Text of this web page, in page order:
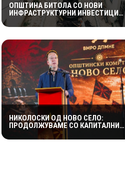
ОПШТИНА БИТОЛА СО НОВИ
ИНФРАСТРУКТУРНИ ИНВЕСТИЦИИ
– АСФАЛТИРАНА УЛИЦА „КОЗАРА“,
ВО ТЕК РЕКОНСТРУКЦИЈАТА КАЈ
НИКОЛОСКИ ОД НОВО СЕЛО:
ПРОДОЛЖУВАМЕ СО КАПИТАЛНИ
ПРОЕКТИ ШТО НОСАТ РАЗВОЈ И
ПОКВАЛИТЕТЕН ЖИВОТ ЗА